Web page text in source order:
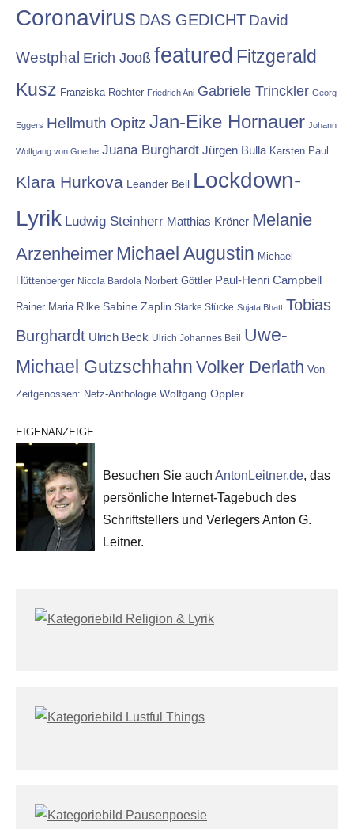
Coronavirus DAS GEDICHT David
Westphal Erich Jooß featured Fitzgerald
Kusz Franziska Röchter Friedrich Ani Gabriele Trinckler Georg
Eggers Hellmuth Opitz Jan-Eike Hornauer Johann
Wolfgang von Goethe Juana Burghardt Jürgen Bulla Karsten Paul
Klara Hurkova Leander Beil Lockdown-
Lyrik Ludwig Steinherr Matthias Kröner Melanie
Arzenheimer Michael Augustin Michael
Hüttenberger Nicola Bardola Norbert Göttler Paul-Henri Campbell
Rainer Maria Rilke Sabine Zaplin Starke Stücke Sujata Bhatt Tobias
Burghardt Ulrich Beck Ulrich Johannes Beil
Uwe-
Michael Gutzschhahn Volker Derlath Von
Zeitgenossen: Netz-Anthologie Wolfgang Oppler
EIGENANZEIGE
Besuchen Sie auch AntonLeitner.de, das
persönliche Internet-Tagebuch des
Schriftstellers und Verlegers Anton G.
Leitner.